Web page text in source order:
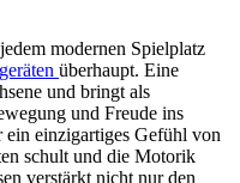
modernen Spielplatz
überhaupt. Eine
und bringt als
und Freude ins
einzigartiges Gefühl von
schult und die Motorik
verstärkt nicht nur den